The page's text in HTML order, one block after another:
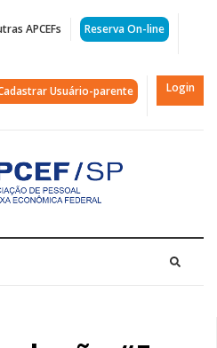
APCEFs Reserva On-line
Usuário-parente Login